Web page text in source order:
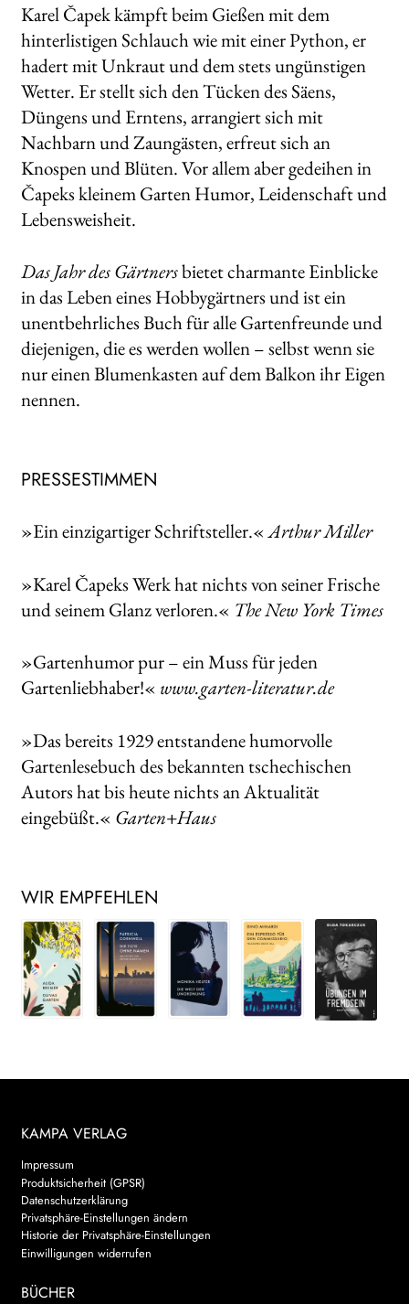
Karel Čapek kämpft beim Gießen mit dem
hinterlistigen Schlauch wie mit einer Python, er
hadert mit Unkraut und dem stets ungünstigen
Wetter. Er stellt sich den Tücken des Säens,
Düngens und Erntens, arrangiert sich mit
Nachbarn und Zaungästen, erfreut sich an
Knospen und Blüten. Vor allem aber gedeihen in
Čapeks kleinem Garten Humor, Leidenschaft und
Lebensweisheit.
Das Jahr des Gärtnersbietet charmante Einblicke
in das Leben eines Hobbygärtners und ist ein
unentbehrliches Buch für alle Gartenfreunde und
diejenigen, die es werden wollen – selbst wenn sie
nur einen Blumenkasten auf dem Balkon ihr Eigen
nennen.
PRESSESTIMMEN
»Ein einzigartiger Schriftsteller.«Arthur Miller
»Karel Čapeks Werk hat nichts von seiner Frische
und seinem Glanz verloren.« The New York Times
»Gartenhumor pur – ein Muss für jeden
Gartenliebhaber!« www.garten-literatur.de
»Das bereits 1929 entstandene humorvolle
Gartenlesebuch des bekannten tschechischen
Autors hat bis heute nichts an Aktualität
eingebüßt.« Garten+Haus
WIR EMPFEHLEN
KAMPA VERLAG
Impressum
Produktsicherheit (GPSR)
Datenschutzerklärung
Privatsphäre-Einstellungen ändern
Historie der Privatsphäre-Einstellungen
Einwilligungen widerrufen
BÜCHER